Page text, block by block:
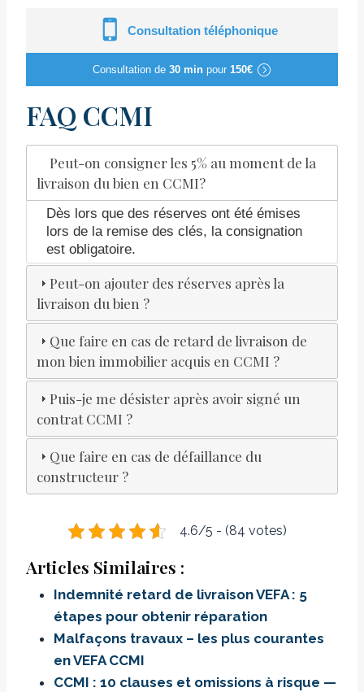
Consultation téléphonique
Consultation de 30 minpour 150€
FAQ CCMI
Peut-on consigner les 5% au moment de la
livraison du bien en CCMI?
Dès lors que des réserves ont été émises
lors de la remise des clés, la consignation
est obligatoire.
Peut-on ajouter des réserves après la
livraison du bien ?
Que faire en cas de retard de livraison de
mon bien immobilier acquis en CCMI ?
Puis-je me désister après avoir signé un
contrat CCMI ?
Que faire en cas de défaillance du
constructeur ?
4.6/5 - (84 votes)
Articles Similaires :
Indemnité retard de livraison VEFA : 5
étapes pour obtenir réparation
Malfaçons travaux – les plus courantes
en VEFA CCMI
CCMI : 10 clauses et omissions à risque —